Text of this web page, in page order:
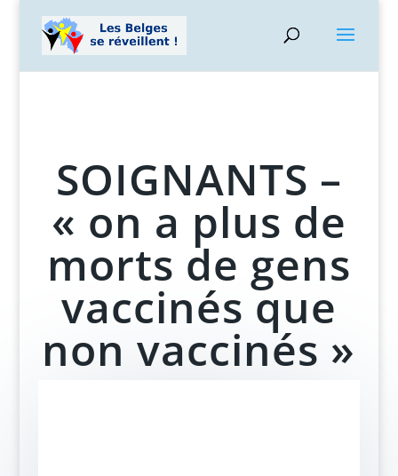
SOIGNANTS –
« on a plus de
morts de gens
vaccinés que
non vaccinés »